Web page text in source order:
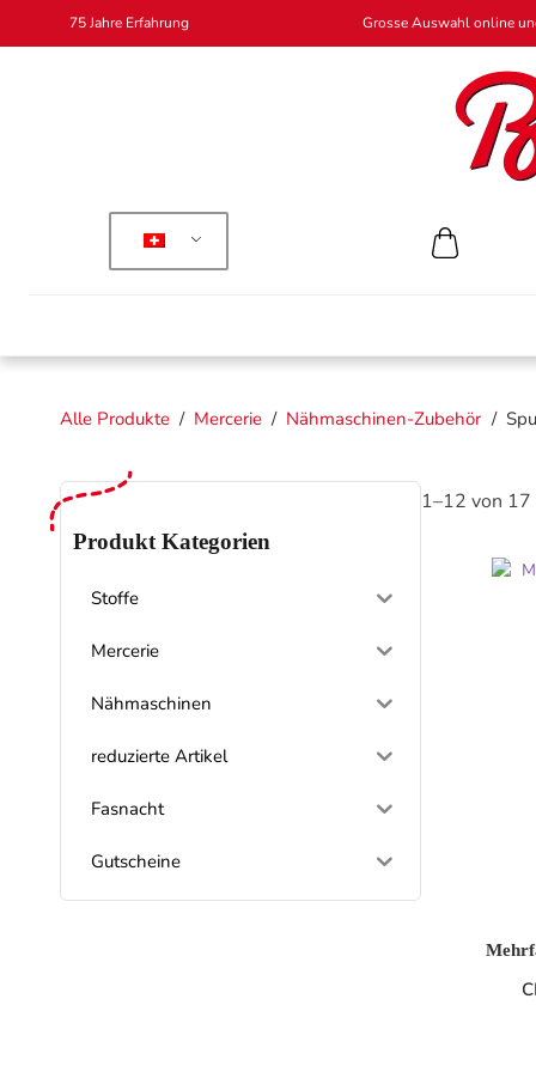
75 Jahre Erfahrung Grosse Auswahl online
Alle Produkte / Mercerie / Nähmaschinen-Zubehör /
Produkt Kategorien
Stoffe
Mercerie
Nähmaschinen
reduzierte Artikel
Fasnacht
Gutscheine
1–12 von